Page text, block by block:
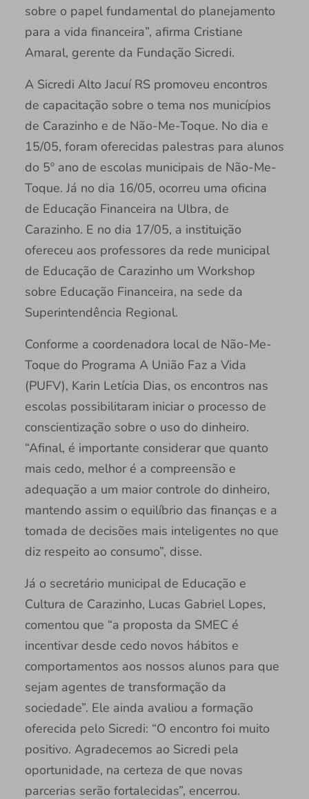
sobre o papel fundamental do planejamento
para a vida financeira”, afirma Cristiane
Amaral, gerente da Fundação Sicredi.
A Sicredi Alto Jacuí RS promoveu encontros
de capacitação sobre o tema nos municípios
de Carazinho e de Não-Me-Toque. No dia e
15/05, foram oferecidas palestras para alunos
do 5º ano de escolas municipais de Não-Me-
Toque. Já no dia 16/05, ocorreu uma oficina
de Educação Financeira na Ulbra, de
Carazinho. E no dia 17/05, a instituição
ofereceu aos professores da rede municipal
de Educação de Carazinho um Workshop
sobre Educação Financeira, na sede da
Superintendência Regional.
Conforme a coordenadora local de Não-Me-
Toque do Programa A União Faz a Vida
(PUFV), Karin Letícia Dias, os encontros nas
escolas possibilitaram iniciar o processo de
conscientização sobre o uso do dinheiro.
“Afinal, é importante considerar que quanto
mais cedo, melhor é a compreensão e
adequação a um maior controle do dinheiro,
mantendo assim o equilíbrio das finanças e a
tomada de decisões mais inteligentes no que
diz respeito ao consumo”, disse.
Já o secretário municipal de Educação e
Cultura de Carazinho, Lucas Gabriel Lopes,
comentou que “a proposta da SMEC é
incentivar desde cedo novos hábitos e
comportamentos aos nossos alunos para que
sejam agentes de transformação da
sociedade”. Ele ainda avaliou a formação
oferecida pelo Sicredi: “O encontro foi muito
positivo. Agradecemos ao Sicredi pela
oportunidade, na certeza de que novas
parcerias serão fortalecidas”, encerrou.